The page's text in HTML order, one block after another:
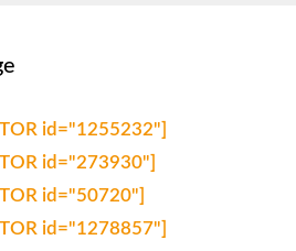
id="1255232"]
id="273930"]
id="50720"]
id="1278857"]